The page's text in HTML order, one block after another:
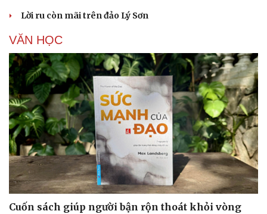
Cải chính
Lời ru còn mãi trên đảo Lý Sơn
VĂN HỌC
Cuốn sách giúp người bận rộn thoát khỏi vòng